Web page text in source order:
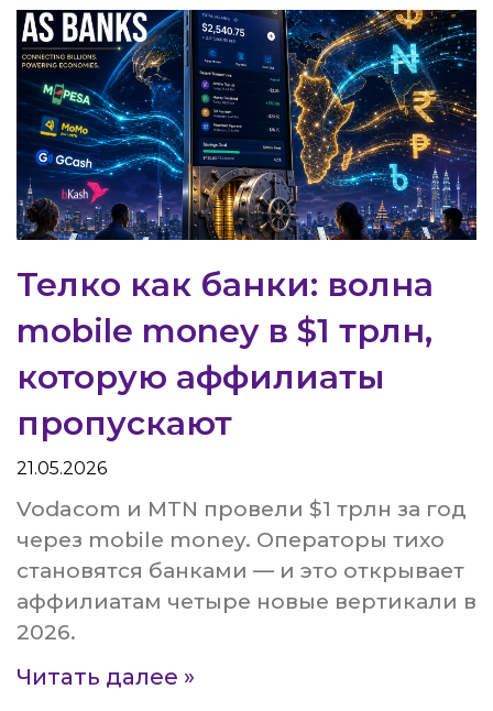
Телко как банки: волна
mobile money в $1 трлн,
которую аффилиаты
пропускают
21.05.2026
Vodacom и MTN провели $1 трлн за год
через mobile money. Операторы тихо
становятся банками — и это открывает
аффилиатам четыре новые вертикали в
2026.
Читать далее »